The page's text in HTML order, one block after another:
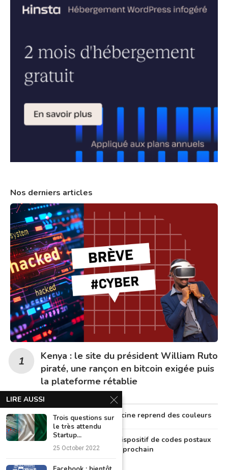
Nos derniers articles
Kenya : le site du président William Ruto
piraté, une rançon en bitcoin exigée puis
la plateforme rétablie
Au Nigeria, la télémédecine reprend des couleurs
Le Nigeria lancera un dispositif de codes postaux
numériques en octobre prochain
LIRE AUSSI
Trois questions sur
le très attendu
Startup...
25 October 2022